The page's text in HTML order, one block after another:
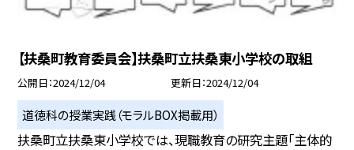
【扶桑町教育委員会】扶桑町立扶桑東小学校の取組
公開日 2024/12/04 更新日 2024/12/04
道徳科の授業実践（モラルBOX掲載用）
扶桑町立扶桑東小学校では、現職教育の研究主題「主体的